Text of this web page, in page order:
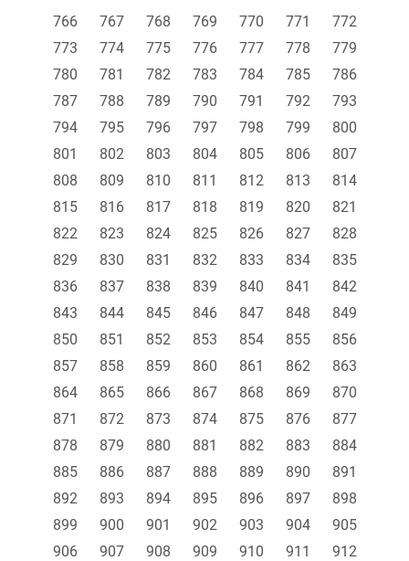
766
767 768 769 770 771
772
773
774 775 776 777 778
779
780
781 782 783 784 785
786
787
788 789 790 791 792
793
794
795 796 797 798 799
800
801
802 803 804 805 806
807
808
809 810 811 812 813
814
815
816 817 818 819 820
821
822
823 824 825 826 827
828
829
830 831 832 833 834
835
836
837 838 839 840 841
842
843
844 845 846 847 848
849
850
851 852 853 854 855
856
857
858 859 860 861 862
863
864
865 866 867 868 869
870
871
872 873 874 875 876
877
878
879 880 881 882 883
884
885
886 887 888 889 890
891
892
893 894 895 896 897
898
899
900 901 902 903 904
905
906
907 908 909 910 911
912